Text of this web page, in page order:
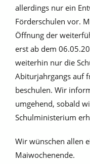
allerdings nur ein
Förderschulen vor.
Öffnung der
erst ab dem
weiterhin nur die
Abiturjahrgangs auf
beschulen. Wir
umgehend, sobald
Schulministerium
Wir wünschen allen
Maiwochenende.